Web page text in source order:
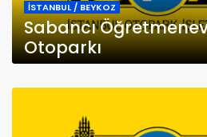
İSTANBUL / BEYKOZ
Sabancı
Otoparkı